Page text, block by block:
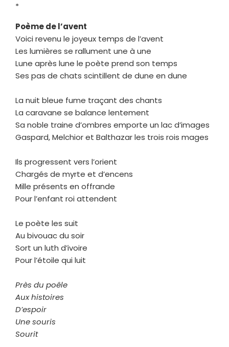
*
Poème de l’avent
Voici revenu le joyeux temps de l’avent
Les lumières se rallument une à une
Lune après lune le poète prend son temps
Ses pas de chats scintillent de dune en dune
La nuit bleue fume traçant des chants
La caravane se balance lentement
Sa noble traine d’ombres emporte un lac d’images
Gaspard, Melchior et Balthazar les trois rois mages
Ils progressent vers l’orient
Chargés de myrte et d’encens
Mille présents en offrande
Pour l’enfant roi attendent
Le poète les suit
Au bivouac du soir
Sort un luth d’ivoire
Pour l’étoile qui luit
Près du poêle
Aux histoires
D’espoir
Une souris
Sourit